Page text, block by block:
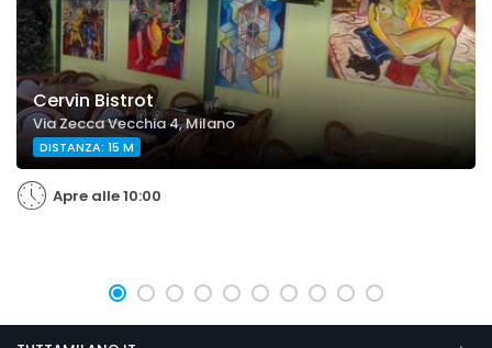
Cervin Bistrot
Via Zecca Vecchia 4, Milano
DISTANZA: 15 M
Apre alle 10:00